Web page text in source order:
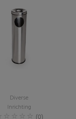
Diverse
Inrichting